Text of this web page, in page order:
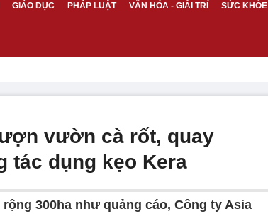
GIÁO DỤC PHÁP LUẬT VĂN HÓA - GIẢI TRÍ SỨC KHỎE
vườn cà rốt, quay
tác dụng kẹo Kera
300ha như quảng cáo, Công ty Asia